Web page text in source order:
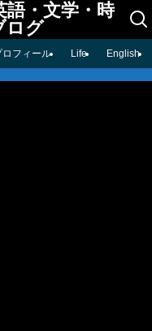
語・文学・時
ログ
ロフィール Life English